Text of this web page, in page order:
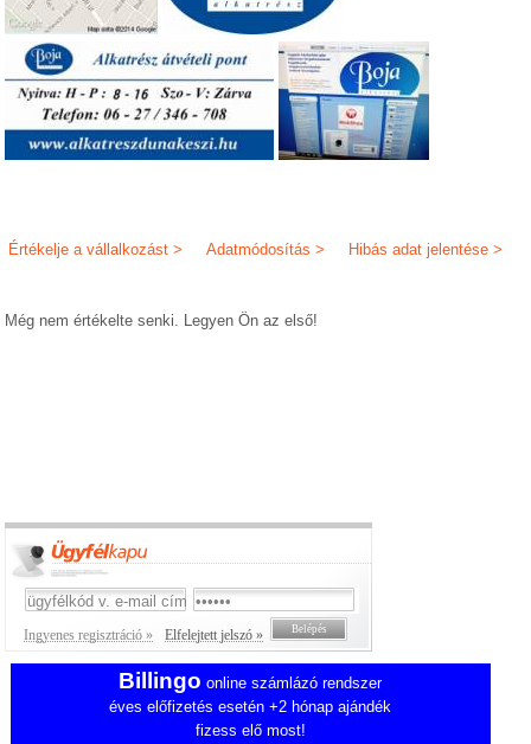
Hibás adat jelentése >
Adatmódosítás >
Értékelje a vállalkozást >
Még nem értékelte senki. Legyen Ön az első!
Ingyenes regisztráció » Elfelejtett jelszó »
Billingo online számlázó rendszer
éves előfizetés esetén +2 hónap ajándék
fizess elő most!